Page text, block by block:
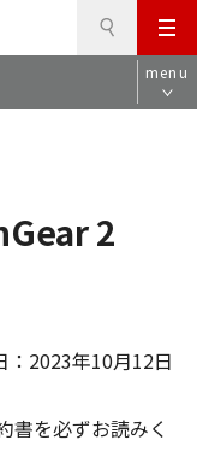
メ
ニ
ュ
menu
2
：2023年10月12日
書を必ずお読みく